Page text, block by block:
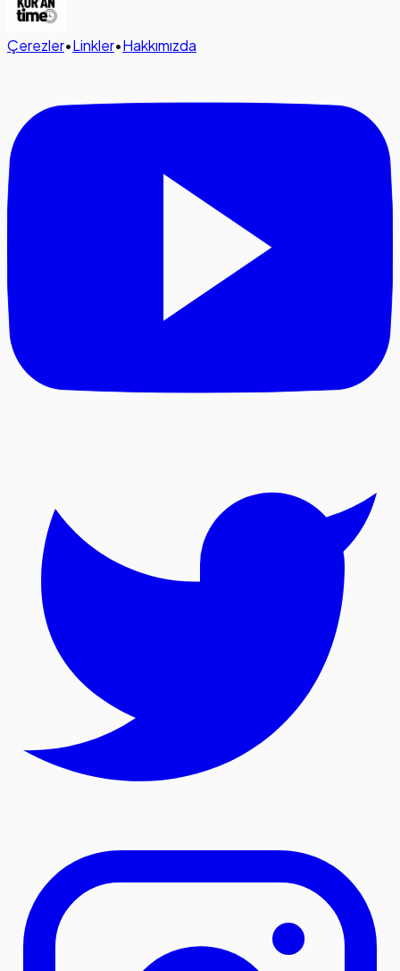
Çerezler•Linkler•Hakkımızda